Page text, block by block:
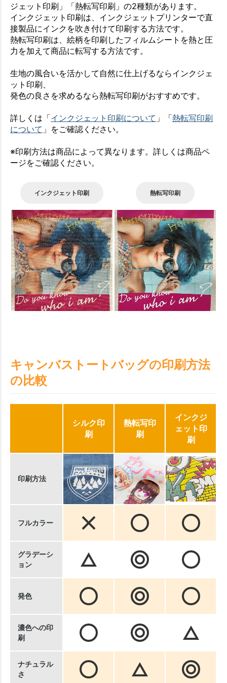
ジェット印刷」「熱転写印刷」の2種類があります。
インクジェット印刷は、インクジェットプリンターで直
接製品にインクを吹き付けて印刷する方法です。
熱転写印刷は、絵柄を印刷したフィルムシートを熱と圧
力を加えて商品に転写する方法です。
生地の風合いを活かして自然に仕上げるならインクジェ
ット印刷、
発色の良さを求めるなら熱転写印刷がおすすめです。
詳しくは「インクジェット印刷について 」「熱転写印刷
について 」をご確認ください。
※印刷方法は商品によって異なります。詳しくは商品ペ
ージをご確認ください。
インクジェット印刷 熱転写印刷
キャンバストートバッグの印刷方法
の比較
シルク印
刷
熱転写印
刷
インクジ
ェット印
刷
印刷方法
フルカラー
グラデーシ
ョン
発色
濃色への印
刷
ナチュラル
さ